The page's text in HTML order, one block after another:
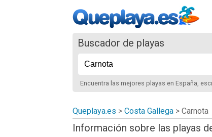
Buscador de playas
Encuentra las mejores playas en España,
Queplaya.es > Costa Gallega > Carnota
Información sobre las playas